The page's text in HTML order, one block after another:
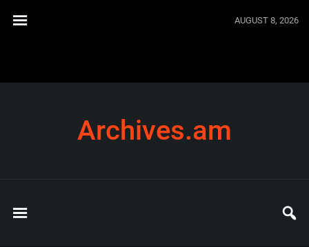
AUGUST 8, 2026
Archives.am